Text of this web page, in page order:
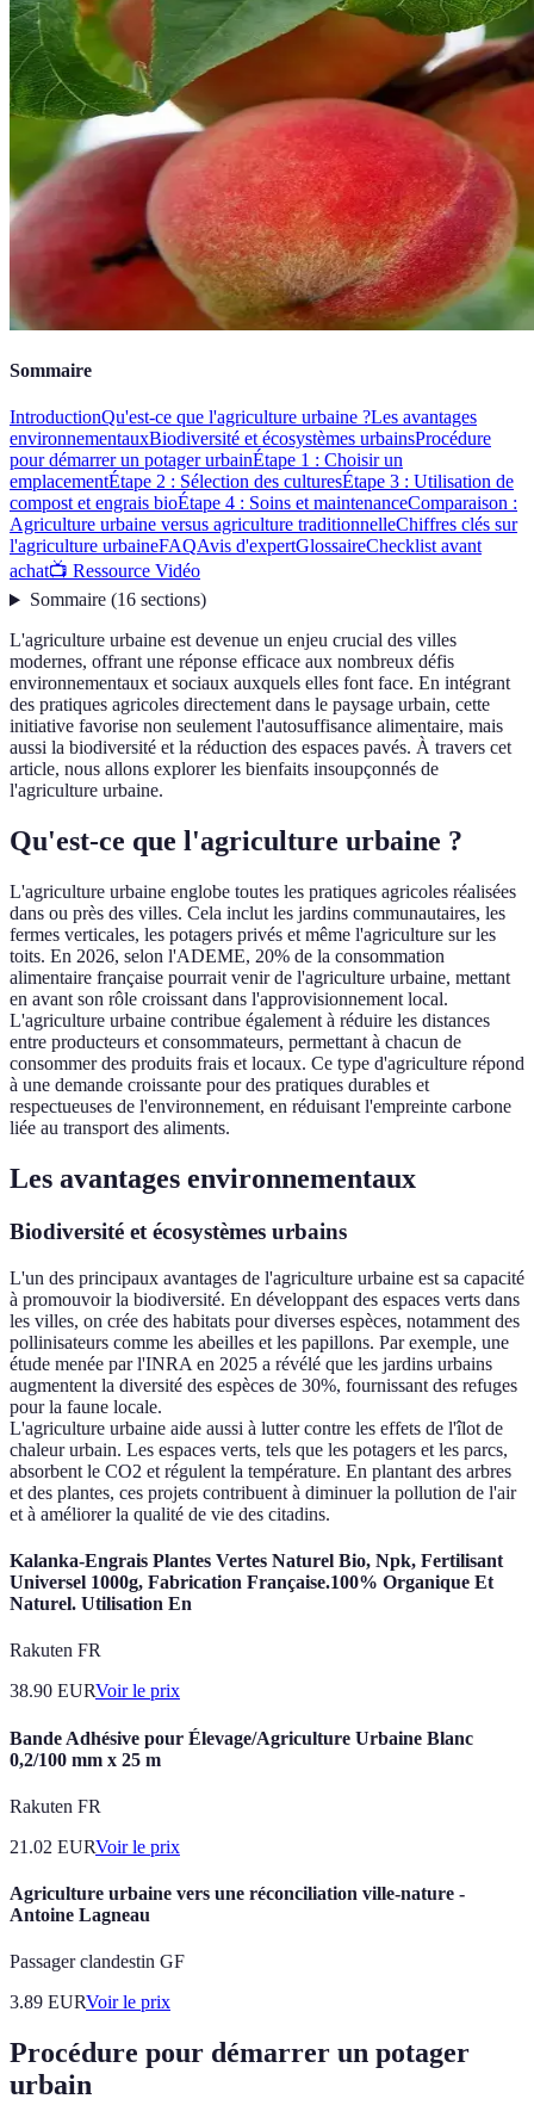
Sommaire
IntroductionQu'est-ce que l'agriculture urbaine ?Les avantages
environnementauxBiodiversité et écosystèmes urbainsProcédure
pour démarrer un potager urbainÉtape 1 : Choisir un
emplacementÉtape 2 : Sélection des culturesÉtape 3 : Utilisation de
compost et engrais bioÉtape 4 : Soins et maintenanceComparaison :
Agriculture urbaine versus agriculture traditionnelleChiffres clés sur
l'agriculture urbaineFAQAvis d'expertGlossaireChecklist avant
achat📺 Ressource Vidéo
Sommaire(16 sections)
L'agriculture urbaine est devenue un enjeu crucial des villes
modernes, offrant une réponse efficace aux nombreux défis
environnementaux et sociaux auxquels elles font face. En intégrant
des pratiques agricoles directement dans le paysage urbain, cette
initiative favorise non seulement l'autosuffisance alimentaire, mais
aussi la biodiversité et la réduction des espaces pavés. À travers cet
article, nous allons explorer les bienfaits insoupçonnés de
l'agriculture urbaine.
Qu'est-ce que l'agriculture urbaine ?
L'agriculture urbaine englobe toutes les pratiques agricoles réalisées
dans ou près des villes. Cela inclut les jardins communautaires, les
fermes verticales, les potagers privés et même l'agriculture sur les
toits. En 2026, selon l'ADEME, 20% de la consommation
alimentaire française pourrait venir de l'agriculture urbaine, mettant
en avant son rôle croissant dans l'approvisionnement local.
L'agriculture urbaine contribue également à réduire les distances
entre producteurs et consommateurs, permettant à chacun de
consommer des produits frais et locaux. Ce type d'agriculture répond
à une demande croissante pour des pratiques durables et
respectueuses de l'environnement, en réduisant l'empreinte carbone
liée au transport des aliments.
Les avantages environnementaux
Biodiversité et écosystèmes urbains
L'un des principaux avantages de l'agriculture urbaine est sa capacité
à promouvoir la biodiversité. En développant des espaces verts dans
les villes, on crée des habitats pour diverses espèces, notamment des
pollinisateurs comme les abeilles et les papillons. Par exemple, une
étude menée par l'INRA en 2025 a révélé que les jardins urbains
augmentent la diversité des espèces de 30%, fournissant des refuges
pour la faune locale.
L'agriculture urbaine aide aussi à lutter contre les effets de l'îlot de
chaleur urbain. Les espaces verts, tels que les potagers et les parcs,
absorbent le CO2 et régulent la température. En plantant des arbres
et des plantes, ces projets contribuent à diminuer la pollution de l'air
et à améliorer la qualité de vie des citadins.
Kalanka-Engrais Plantes Vertes Naturel Bio, Npk, Fertilisant
Universel 1000g, Fabrication Française.100% Organique Et
Naturel. Utilisation En
Rakuten FR
38.90 EURVoir le prix
Bande Adhésive pour Élevage/Agriculture Urbaine Blanc
0,2/100 mm x 25 m
Rakuten FR
21.02 EURVoir le prix
Agriculture urbaine vers une réconciliation ville-nature -
Antoine Lagneau
Passager clandestin GF
3.89 EURVoir le prix
Procédure pour démarrer un potager
urbain